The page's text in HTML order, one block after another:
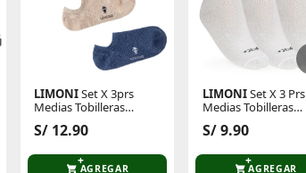
LIMONISet X 3prs
Medias Tobilleras
S/ 12.90
AGREGAR
LIMONISet X 3 Prs
Medias Tobilleras
S/ 9.90
AGREGAR